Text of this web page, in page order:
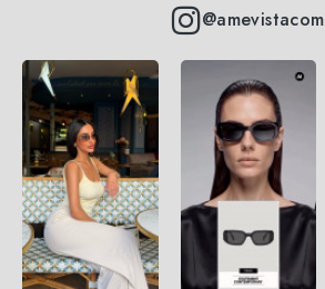
@amevistacom